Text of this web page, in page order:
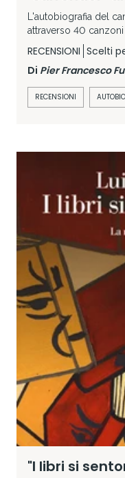
L'autobiografia del
attraverso 40
RECENSIONI Scelti
Di Pier Francesco
RECENSIONI
"I libri si